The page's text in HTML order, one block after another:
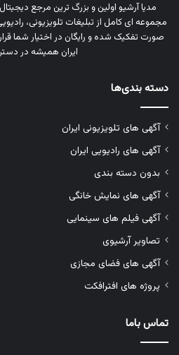
مدیا آرشیو اولین و بزرگ‌ ترین مرجع
مجموعه‌ ای کامل از تبلیغات تلویزیونی،
صورت تفکیک‌ شده و رایگان در اختیار شما
ایران همیشه در
دسته بندی‌ها
آگهی های تلویزیونی ایران
آگهی های رادیویی ایران
بدون دسته بندی
آگهی های نمایش خانگی
آگهی فیلم های سینمایی
تصاویر آرشیوی
آگهی های فضای مجازی
پروژه های افترافکت
تماس باما